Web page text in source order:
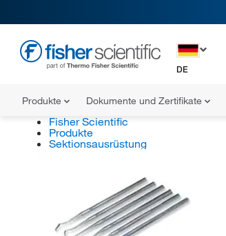
DE
Produkte Dokumente und Zertifikate
Fisher Scientific
Produkte
Sektionsausrüstung